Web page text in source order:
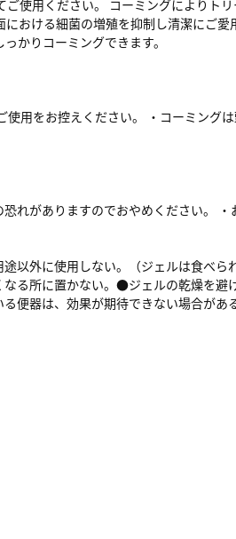
使用ください。 コーミングによりト
おける細菌の増殖を抑制し清潔にご愛
かりコーミングできます。
用をお控えください。 ・コーミング
れがありますのでおやめください。
以外に使用しない。（ジェルは食べ
る所に置かない。●ジェルの乾燥を避
便器は、効果が期待できない場合があ